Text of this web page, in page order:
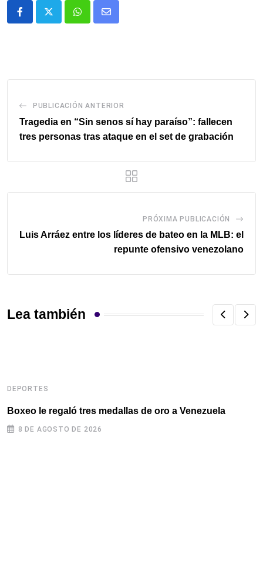
WhatsappComparte
PUBLICACIÓN ANTERIOR
Tragedia en “Sin senos sí hay paraíso”: fallecen
tres personas tras ataque en el set de grabación
PRÓXIMA PUBLICACIÓN
Luis Arráez entre los líderes de bateo en la MLB: el
repunte ofensivo venezolano
Lea también
DEPORTES
Boxeo le regaló tres medallas de oro a Venezuela
8 DE AGOSTO DE 2026